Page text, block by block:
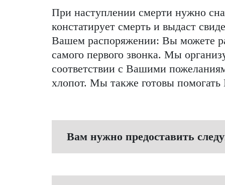
При наступлении смерти нужно
констатирует смерть и выдаст
Вашем распоряжении: Вы можете
самого первого звонка. Мы
соответствии с Вашими
хлопот. Мы также готовы
Вам нужно предоставить